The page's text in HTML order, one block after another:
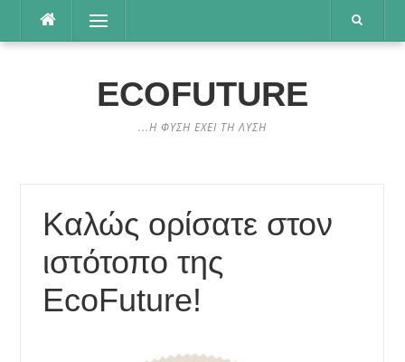
Μετάβαση
περιεχόμενο
Μενού
ECOFUTURE
...Η ΦΥΣΗ ΕΧΕΙ ΤΗ ΛΥΣΗ
Καλώς ορίσατε στον
ιστότοπο της
EcoFuture!